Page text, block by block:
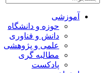
آموزشی
حوزه و دانشگاه
دانش و فناوری
علمی و پژوهشی
مطالبه گری
پادکست